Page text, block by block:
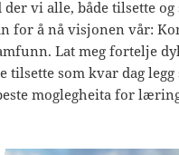
der vi alle, både tilsette
for å nå visjonen vår:
Lat meg fortelje
tilsette som kvar dag legg
moglegheita for